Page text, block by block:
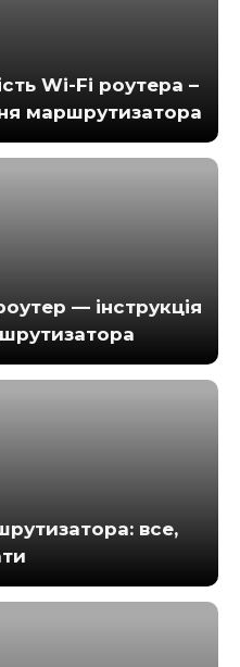
Wi-Fi роутера –
маршрутизатора
— інструкція
все,